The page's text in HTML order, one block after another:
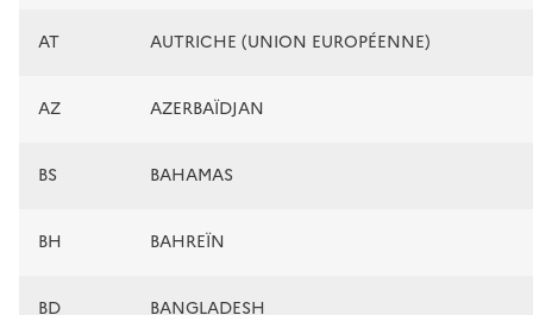
AT AUTRICHE (UNION EUROPÉENNE)
AZ AZERBAÏDJAN
BS BAHAMAS
BH BAHREÏN
BD BANGLADESH